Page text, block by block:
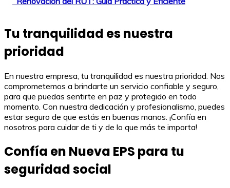
Tu tranquilidad es nuestra
prioridad
En nuestra empresa, tu tranquilidad es nuestra prioridad. Nos
comprometemos a brindarte un servicio confiable y seguro,
para que puedas sentirte en paz y protegido en todo
momento. Con nuestra dedicación y profesionalismo, puedes
estar seguro de que estás en buenas manos. ¡Confía en
nosotros para cuidar de ti y de lo que más te importa!
Confía en Nueva EPS para tu
seguridad social